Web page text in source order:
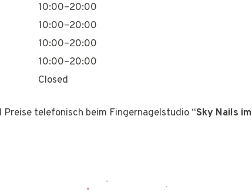
10:00–20:00
10:00–20:00
10:00–20:00
10:00–20:00
Closed
telefonisch beim Fingernagelstudio “Sky Nails im